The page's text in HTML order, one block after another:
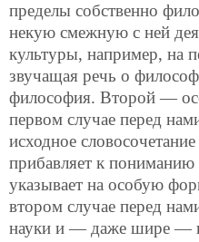
пределы собственно
некую смежную с ней
культуры, например, на
звучащая речь о
философия. Второй —
первом случае перед
исходное
прибавляет к
указывает на особую
втором случае перед
науки и — даже шире —